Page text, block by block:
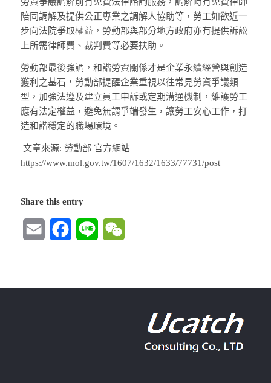
勞資爭議調解前有免費法律諮詢服務，調解時有免費律師
陪同調解及提供公正專業之調解人協助等，勞工如欲近一
步向法院爭取權益，勞動部與部分地方政府亦有提供訴訟
上所需律師費、裁判費等必要扶助。
勞動部最後強調，和諧勞資關係才是企業永續經營與創造
獲利之基石，勞動部提醒企業重視以往常見勞資爭議類
型，加強法遵及建立員工申訴或定期溝通機制，維護勞工
應有法定權益，避免無謂爭端發生，讓勞工安心工作，打
造和諧穩定的職場環境。
文章來源: 勞動部 官方網站
https://www.mol.gov.tw/1607/1632/1633/77731/post
Share this entry
Email FacebookLine